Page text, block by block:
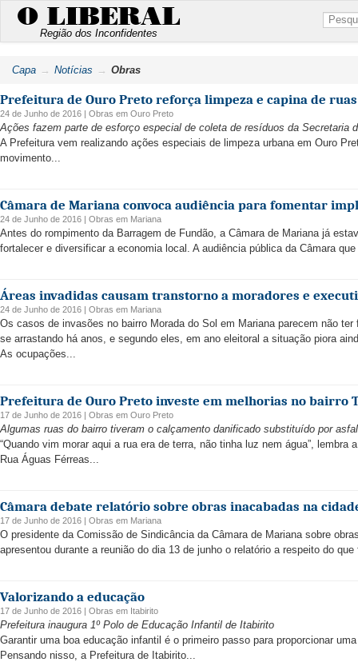
O LIBERAL
Região dos Inconfidentes
Capa Notícias Obras
Prefeitura de Ouro Preto reforça limpeza e capina de ruas
24 de Junho de 2016 | Obras em Ouro Preto
Ações fazem parte de esforço especial de coleta de resíduos da Secretaria
A Prefeitura vem realizando ações especiais de limpeza urbana em Ouro
movimento...
Câmara de Mariana convoca audiência para fomentar
24 de Junho de 2016 | Obras em Mariana
Antes do rompimento da Barragem de Fundão, a Câmara de Mariana já
fortalecer e diversificar a economia local. A audiência pública da Câmara
Áreas invadidas causam transtorno a moradores e
24 de Junho de 2016 | Obras em Mariana
Os casos de invasões no bairro Morada do Sol em Mariana parecem não
se arrastando há anos, e segundo eles, em ano eleitoral a situação piora
As ocupações...
Prefeitura de Ouro Preto investe em melhorias no bairro
17 de Junho de 2016 | Obras em Ouro Preto
Algumas ruas do bairro tiveram o calçamento danificado substituído por
“Quando vim morar aqui a rua era de terra, não tinha luz nem água”,
Rua Águas Férreas...
Câmara debate relatório sobre obras inacabadas na
17 de Junho de 2016 | Obras em Mariana
O presidente da Comissão de Sindicância da Câmara de Mariana sobre
apresentou durante a reunião do dia 13 de junho o relatório a respeito do
Valorizando a educação
17 de Junho de 2016 | Obras em Itabirito
Prefeitura inaugura 1º Polo de Educação Infantil de Itabirito
Garantir uma boa educação infantil é o primeiro passo para proporcionar
Pensando nisso, a Prefeitura de Itabirito...